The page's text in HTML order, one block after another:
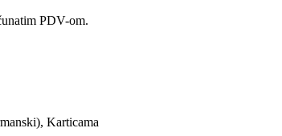
PDV-om.
Karticama